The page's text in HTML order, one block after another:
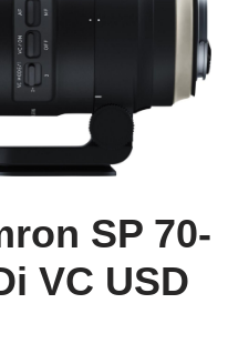
SP 70-
VC USD